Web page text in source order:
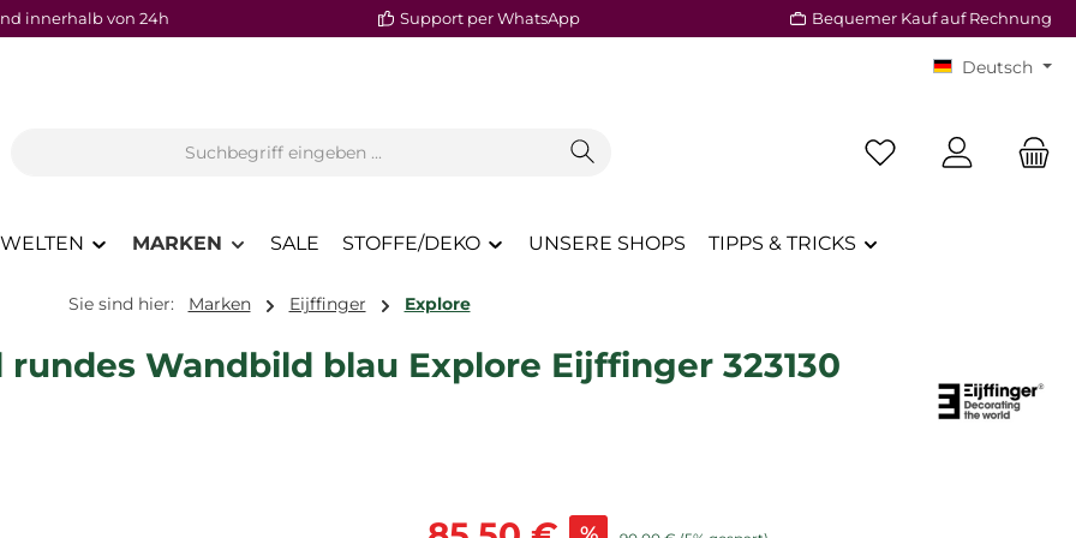
innerhalb von 24h Support per WhatsApp Bequemer Kauf auf Rechnung
Deutsch
Du hast 0 Produkte
MARKEN SALE STOFFE/DEKO UNSERE SHOPS TIPPS & TRICKS
Sie sind hier: Marken Eijffinger Explore
Wandbild blau Explore Eijffinger 323130
Verkaufspreis: